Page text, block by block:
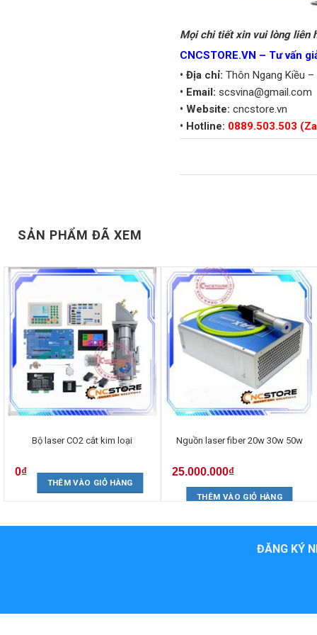
Mọi chi tiết xin vui lòng liên
CNCSTORE.VN – Tư vấn
• Địa chỉ: Thôn Ngang Kiều
• Email: scsvina@gmail.com
• Website: cncstore.vn
• Hotline: 0889.503.503
SẢN PHẨM ĐÃ XEM
Bộ laser CO2 cắt kim loại
0₫
THÊM VÀO GIỎ HÀNG
Nguồn laser fiber 20w 30w 50w
25.000.000₫
THÊM VÀO GIỎ HÀNG
ĐĂNG KÝ